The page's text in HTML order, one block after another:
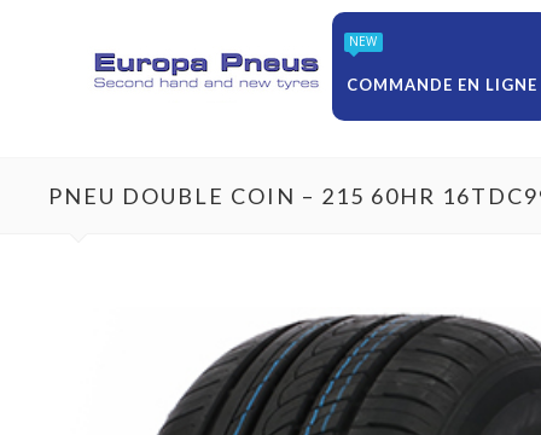
NEW
COMMANDE EN LIGNE
PNEU DOUBLE COIN – 215 60HR